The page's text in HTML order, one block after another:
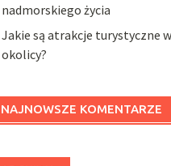
nadmorskiego życia
Jakie są atrakcje turystyczne
okolicy?
NAJNOWSZE KOMENTARZE